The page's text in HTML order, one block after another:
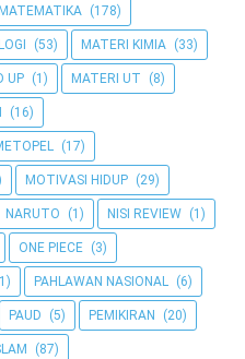
MATEMATIKA (178)
(53) MATERI KIMIA (33)
UP (1) MATERI UT (8)
(16)
(17)
MOTIVASI HIDUP (29)
NARUTO (1) NISI REVIEW (1)
ONE PIECE (3)
PAHLAWAN NASIONAL (6)
PAUD (5) PEMIKIRAN (20)
(87)